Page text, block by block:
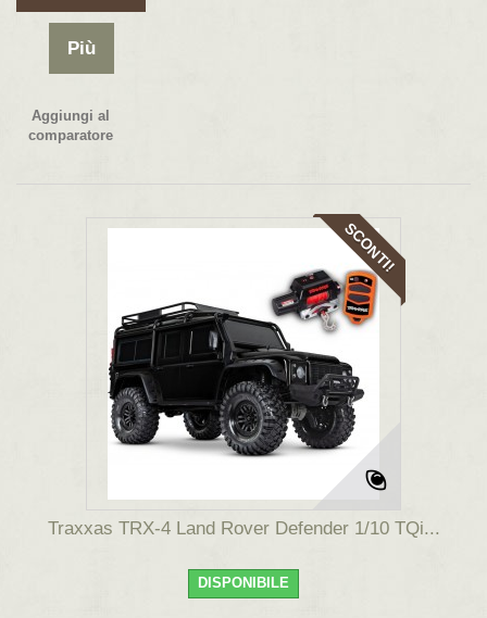
Più
Aggiungi al
comparatore
SCONTI!
Traxxas TRX-4 Land Rover Defender 1/10 TQi...
DISPONIBILE